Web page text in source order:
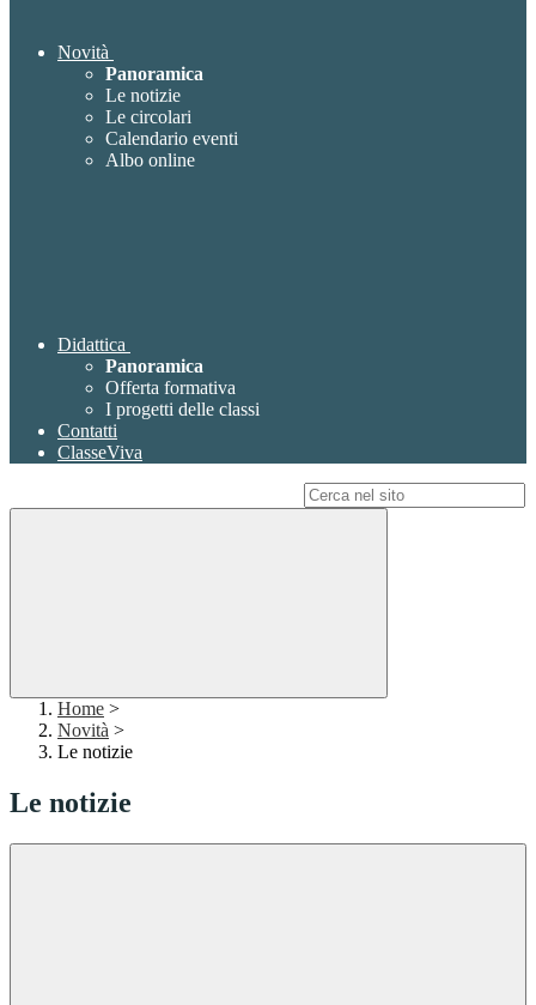
Novità
Panoramica
Le notizie
Le circolari
Calendario eventi
Albo online
Didattica
Panoramica
Offerta formativa
I progetti delle classi
Contatti
ClasseViva
Home >
Novità >
Le notizie
Le notizie